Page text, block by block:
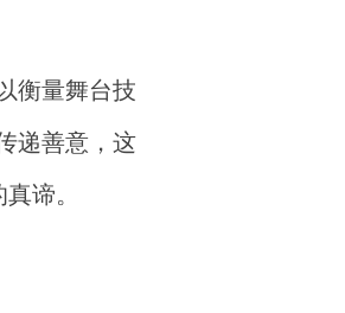
衡量舞台技
递善意，这
谛。